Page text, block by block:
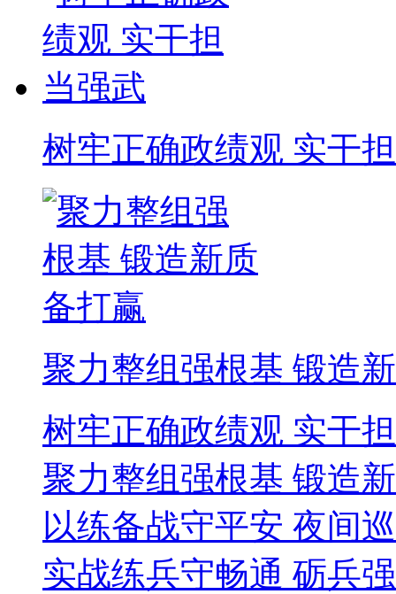
树牢正确政绩观 实干
聚力整组强根基 锻造
树牢正确政绩观 实干
聚力整组强根基 锻造
以练备战守平安 夜间
实战练兵守畅通 砺兵